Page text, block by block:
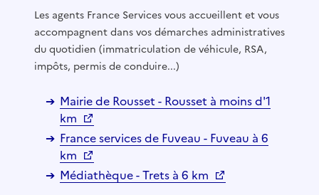
Les agents France Services vous accueillent et vous
accompagnent dans vos démarches administratives
du quotidien (immatriculation de véhicule, RSA,
impôts, permis de conduire...)
Mairie de Rousset - Rousset à moins d'1
km
France services de Fuveau - Fuveau à 6
km
Médiathèque - Trets à 6 km